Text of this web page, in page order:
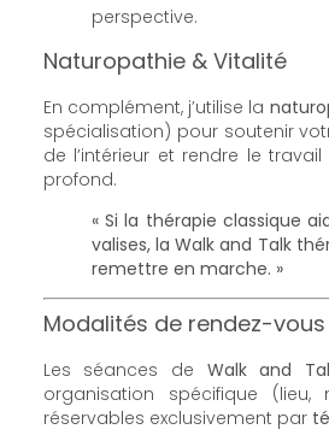
perspective.
Naturopathie & Vitalité
En complément, j’utilise la
spécialisation) pour soutenir
de l’intérieur et rendre le
profond.
« Si la thérapie classique
valises, la Walk and Talk
remettre en marche. »
Modalités de rendez-vous
Les séances de Walk and
organisation spécifique (lieu,
réservables exclusivement par